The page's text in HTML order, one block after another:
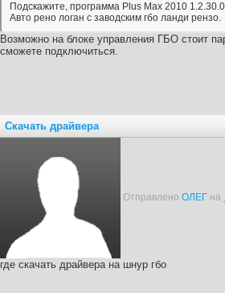
Подскажите, программа Plus Max 2010
Авто рено логан с заводским гбо ланди рензо.
Возможно на блоке управления ГБО стоит
сможете подключиться.
Скачать драйвера
Отправлено ОЛЕГ на
где скачать драйвера на шнур гбо